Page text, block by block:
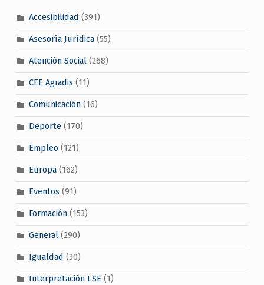
Accesibilidad (391)
Asesoría Jurídica(55)
Atención Social(268)
CEE Agradis (11)
Comunicación(16)
Deporte(170)
Empleo (121)
Europa(162)
Eventos (91)
Formación(153)
General(290)
Igualdad (30)
Interpretación LSE(1)